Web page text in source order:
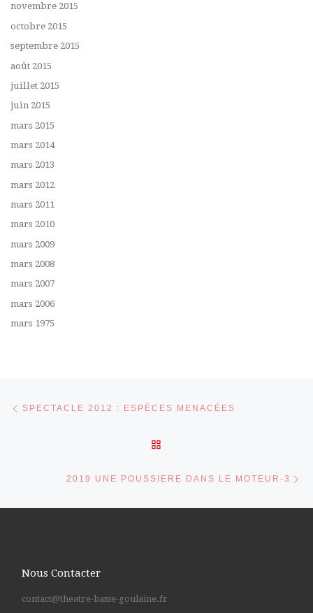
novembre 2015
octobre 2015
septembre 2015
août 2015
juillet 2015
juin 2015
mars 2015
mars 2014
mars 2013
mars 2012
mars 2011
mars 2010
mars 2009
mars 2008
mars 2007
mars 2006
mars 1975
Parcourir les articles
SPECTACLE 2012 : ESPÈCES MENACÉES
2019 UNE POUSSIERE DANS LE MOTEUR-3
Nous Contacter
contact@theatre-basse-goulaine.fr